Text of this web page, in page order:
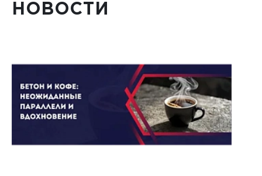
НОВОСТИ